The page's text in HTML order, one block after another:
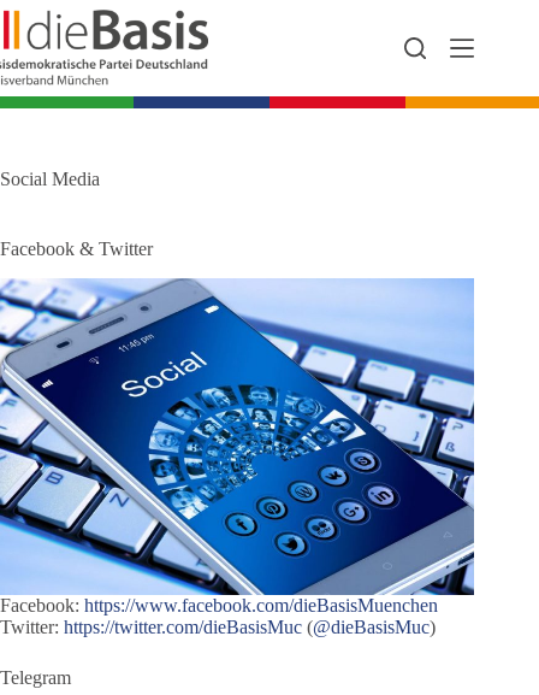
Zum
Inhalt
springen
Social Media
Facebook & Twitter
Facebook: https://www.facebook.com/dieBasisMuenchen
Twitter: https://twitter.com/dieBasisMuc (@dieBasisMuc)
Telegram